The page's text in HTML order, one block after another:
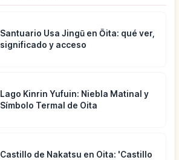
Santuario Usa Jingū en Ōita: qué ver,
significado y acceso
Lago Kinrin Yufuin: Niebla Matinal y
Símbolo Termal de Oita
Castillo de Nakatsu en Oita: 'Castillo